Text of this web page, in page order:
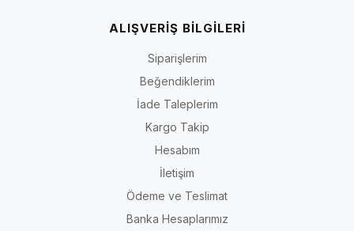
ALIŞVERİŞ BİLGİLERİ
Siparişlerim
Beğendiklerim
İade Taleplerim
Kargo Takip
Hesabım
İletişim
Ödeme ve Teslimat
Banka Hesaplarımız